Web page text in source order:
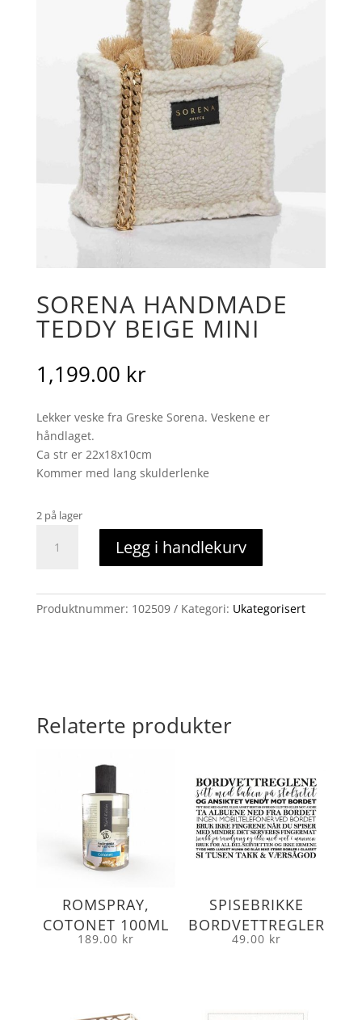
SORENA HANDMADE
TEDDY BEIGE MINI
1,199.00 kr
Lekker veske fra Greske Sorena. Veskene er
håndlaget.
Ca str er 22x18x10cm
Kommer med lang skulderlenke
2 på lager
handmade
mini
Legg i handlekurv
Produktnummer: 102509 Kategori: Ukategorisert
Relaterte produkter
ROMSPRAY,
COTONET 100ML
189.00 kr
SPISEBRIKKE
BORDVETTREGLER
49.00 kr